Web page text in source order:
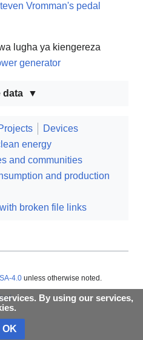
Vromman's pedal
lugha ya kiengereza
generator
data
Devices
energy
and communities
and production
broken file links
By using our services,
OK
4.0 unless otherwise noted.